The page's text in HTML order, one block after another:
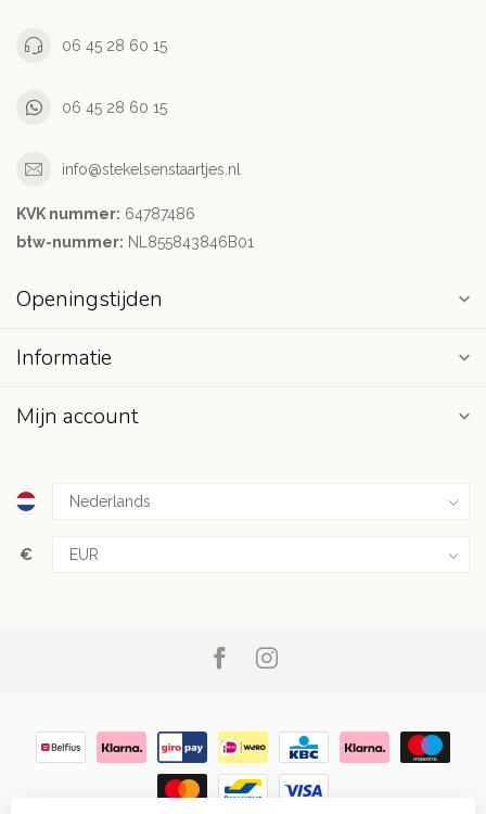
06 45 28 60 15
06 45 28 60 15
info@stekelsenstaartjes.nl
KVK nummer: 64787486
btw-nummer: NL855843846B01
Openingstijden
Informatie
Mijn account
€